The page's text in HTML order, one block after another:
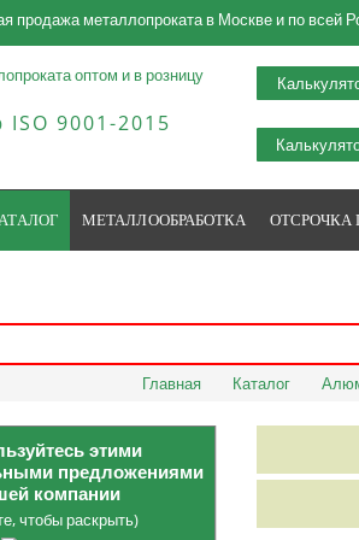
продажа металлопроката в Москве и по всей
ISO 9001-2015
МЕТАЛЛООБРАБОТКА ОТСРОЧКА
Главная Каталог
этими
предложениями
компании
чтобы раскрыть)